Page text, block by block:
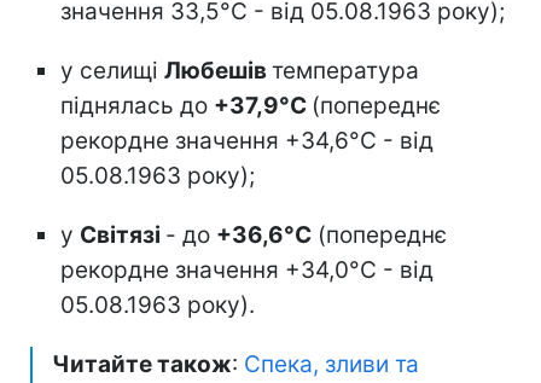
значення 33,5°С - від 05.08.1963 року);
у селищі Любешівтемпература
піднялась до +37,9°С (попереднє
рекордне значення +34,6°С - від
05.08.1963 року);
у Світязі - до +36,6°С (попереднє
рекордне значення +34,0°С - від
05.08.1963 року).
Читайте також: Спека, зливи та